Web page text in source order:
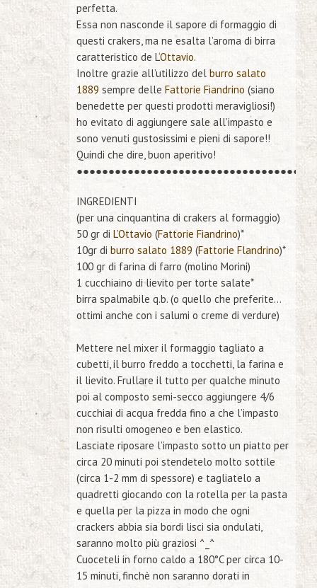
perfetta.
Essa non nasconde il sapore di formaggio di
questi crakers, ma ne esalta l’aroma di birra
caratteristico de L‘Ottavio.
Inoltre grazie all’utilizzo del burro salato
1889 sempre delle Fattorie Fiandrino (siano
benedette per questi prodotti meravigliosi!)
ho evitato di aggiungere sale all’impasto e
sono venuti gustosissimi e pieni di sapore!!
Quindi che dire, buon aperitivo!
INGREDIENTI
(per una cinquantina di crakers al formaggio)
50 gr di L’Ottavio (Fattorie Fiandrino)*
10gr di burro salato 1889 (Fattorie Flandrino)*
100 gr di farina di farro (molino Morini)
1 cucchiaino di lievito per torte salate*
birra spalmabile q.b. (o quello che preferite…
ottimi anche con i salumi o creme di verdure)
Mettere nel mixer il formaggio tagliato a
cubetti, il burro freddo a tocchetti, la farina e
il lievito. Frullare il tutto per qualche minuto
poi al composto semi-secco aggiungere 4/6
cucchiai di acqua fredda fino a che l’impasto
non risulti omogeneo e ben elastico.
Lasciate riposare l’impasto sotto un piatto per
circa 20 minuti poi stendetelo molto sottile
(circa 1-2 mm di spessore) e tagliatelo a
quadretti giocando con la rotella per la pasta
e quella per la pizza in modo che ogni
crackers abbia sia bordi lisci sia ondulati,
saranno molto più graziosi ^_^
Cuoceteli in forno caldo a 180°C per circa 10-
15 minuti, finchè non saranno dorati in